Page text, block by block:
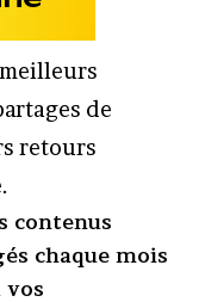
de
retours
contenus
chaque mois
vos